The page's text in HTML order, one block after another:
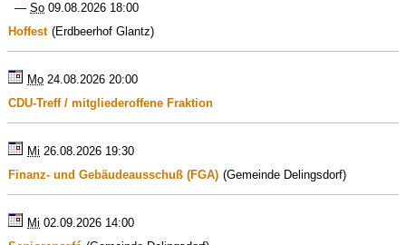
— So 09.08.2026 18:00
Hoffest (Erdbeerhof Glantz)
Mo 24.08.2026 20:00
CDU-Treff / mitgliederoffene Fraktion
Mi 26.08.2026 19:30
Finanz- und Gebäudeausschuß (FGA) (Gemeinde Delingsdorf)
Mi 02.09.2026 14:00